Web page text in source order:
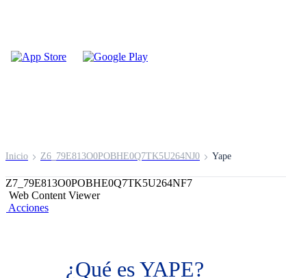
Inicio Z6_79E813O0POBHE0Q7TK5U264NJ0 Yape
Z7_79E813O0POBHE0Q7TK5U264NF7
Web Content Viewer
Acciones
¿Qué es YAPE?